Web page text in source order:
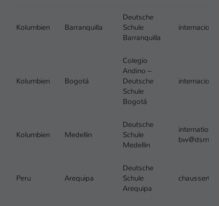
Kolumbien Barranquilla
Deutsche
Schule
Barranquilla
Kolumbien Bogotá
Colegio
Andino –
Deutsche
Schule
Bogotá
Kolumbien Medellin
Deutsche
Schule
Medellin
Peru Arequipa
Deutsche
Schule
Arequipa